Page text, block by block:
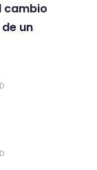
cambio
un